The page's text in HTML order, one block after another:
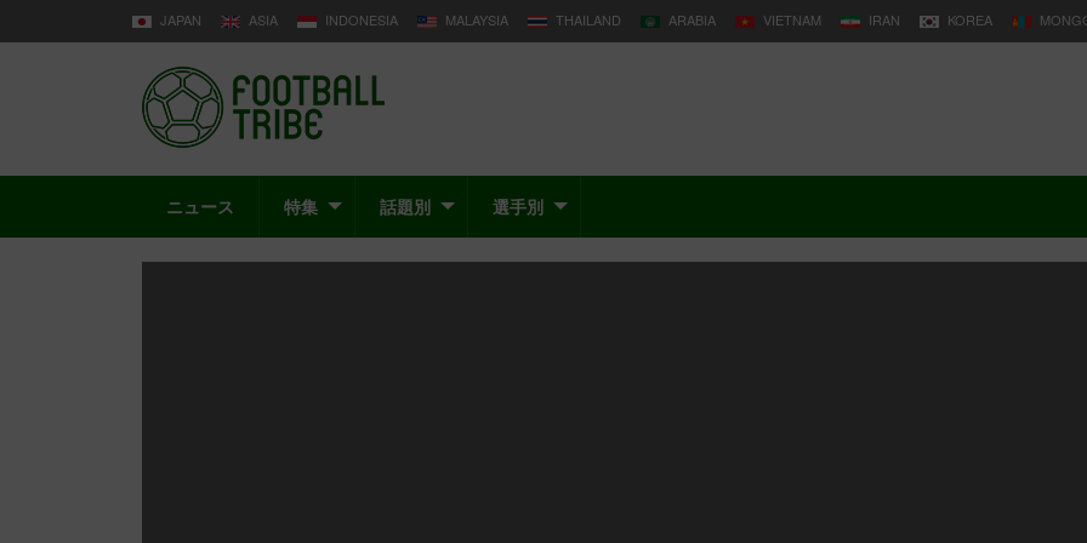
JAPAN ASIA INDONESIA MALAYSIA THAILAND ARABIA VIETNAM IRAN KOREA
ニュース 特集 話題別 選手別